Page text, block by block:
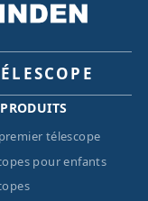
télescope
pour enfants